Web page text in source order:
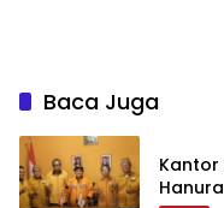
Baca Juga
Kantor